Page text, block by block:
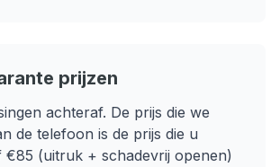
prijzen
achteraf. De prijs die we
de telefoon is de prijs die u
€85 (uitruk + schadevrij openen)